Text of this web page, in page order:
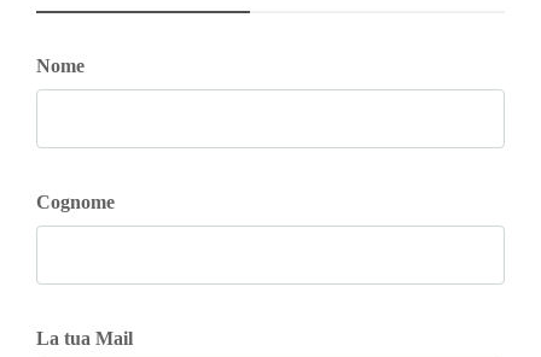
Nome
Cognome
La tua Mail